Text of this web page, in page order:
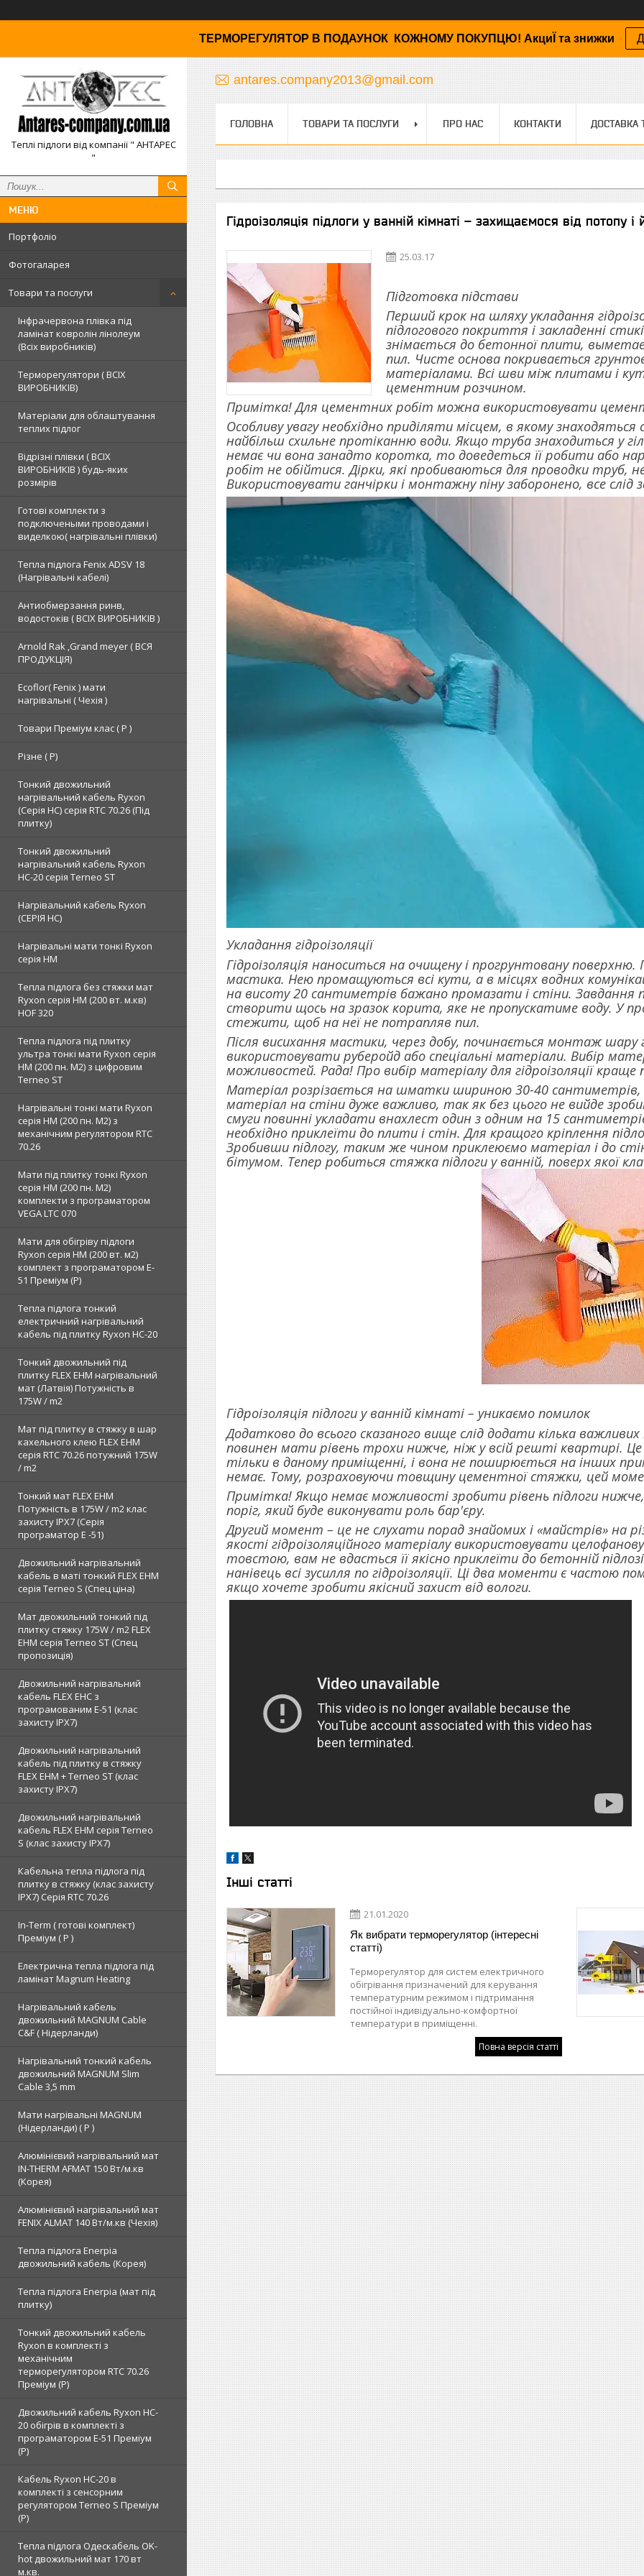
ТЕРМОРЕГУЛЯТОР В ПОДАУНОК КОЖНОМУ ПОКУПЦЮ! АкциЇ та знижки
Теплі підлоги від компанії " АНТАРЕС
"
Портфоліо
Фотогаларея
Товари та послуги
Інфрачервона плівка під
ламінат ковролін лінолеум
(Всіх виробників)
Терморегулятори ( ВСІХ
ВИРОБНИКІВ)
Матеріали для облаштування
теплих підлог
Відрізні плівки ( ВСІХ
ВИРОБНИКІВ ) будь-яких
розмірів
Готові комплекти з
подключеными проводами і
виделкою( нагрівальні плівки)
Тепла підлога Fenix ADSV 18
(Нагрівальні кабелі)
Антиобмерзання ринв,
водостоків ( ВСІХ ВИРОБНИКІВ )
Arnold Rak ,Grand meyer ( ВСЯ
ПРОДУКЦІЯ)
Ecoflor( Fenix ) мати
нагрівальні ( Чехія )
Товари Преміум клас ( Р )
Різне ( Р)
Тонкий двожильний
нагрівальний кабель Ryxon
(Серія НС) серія RTC 70.26 (Під
плитку)
Тонкий двожильний
нагрівальний кабель Ryxon
HC-20 серія Terneo ST
Нагрівальний кабель Ryxon
(СЕРІЯ НС)
Нагрівальні мати тонкі Ryxon
серія НМ
Тепла підлога без стяжки мат
Ryxon серія НМ (200 вт. м.кв)
HOF 320
Тепла підлога під плитку
ультра тонкі мати Ryxon серія
НМ (200 пн. М2) з цифровим
Terneo ST
Нагрівальні тонкі мати Ryxon
серія НМ (200 пн. М2) з
механічним регулятором RTC
70.26
Мати під плитку тонкі Ryxon
серія НМ (200 пн. М2)
комплекти з програматором
VEGA LTC 070
Мати для обігріву підлоги
Ryxon серія НМ (200 вт. м2)
комплект з програматором E-
51 Преміум (Р)
Тепла підлога тонкий
електричний нагрівальний
кабель під плитку Ryxon HC-20
Тонкий двожильний під
плитку FLEX EHM нагрівальний
мат (Латвія) Потужність в
175W / m2
Мат під плитку в стяжку в шар
кахельного клею FLEX EHM
серія RTC 70.26 потужний 175W
/ m2
Тонкий мат FLEX EHM
Потужність в 175W / m2 клас
захисту IPX7 (Серія
програматор Е -51)
Двожильний нагрівальний
кабель в маті тонкий FLEX EHM
серія Terneo S (Спец ціна)
Мат двожильний тонкий під
плитку стяжку 175W / m2 FLEX
EHM серія Terneo SТ (Спец
пропозиція)
Двожильний нагрівальний
кабель FLEX EHС з
програмованим E-51 (клас
захисту IPX7)
Двожильний нагрівальний
кабель під плитку в стяжку
FLEX EHM + Terneo ST (клас
захисту IPX7)
Двожильний нагрівальний
кабель FLEX EHM серія Terneo
S (клас захисту IPX7)
Кабельна тепла підлога під
плитку в стяжку (клас захисту
IPX7) Серія RTC 70.26
In-Term ( готові комплект)
Преміум ( Р )
Електрична тепла підлога під
ламінат Magnum Heating
Нагрівальний кабель
двожильний MAGNUM Cable
C&F ( Нідерланди)
Нагрівальний тонкий кабель
двожильний MAGNUM Slim
Cable 3,5 mm
Мати нагрівальні MAGNUM
(Нідерланди) ( Р )
Алюмінієвий нагрівальний мат
IN-THERM AFMAT 150 Вт/м.кв
(Корея)
Алюмінієвий нагрівальний мат
FENIX ALMAT 140 Вт/м.кв (Чехія)
Тепла підлога Enerpia
двожильний кабель (Корея)
Тепла підлога Enerpia (мат під
плитку)
Тонкий двожильний кабель
Ryxon в комплекті з
механічним
терморегулятором RTC 70.26
Преміум (Р)
Двожильний кабель Ryxon HC-
20 обігрів в комплекті з
програматором E-51 Преміум
(Р)
Кабель Ryxon HC-20 в
комплекті з сенсорним
регулятором Terneo S Преміум
(Р)
Тепла підлога Одескабель OK-
hot двожильний мат 170 вт
м.кв.
antares.company2013@gmail.com
ГОЛОВНА ТОВАРИ ТА ПОСЛУГИ ПРО НАС КОНТАКТИ ДОСТАВКА
Гідроізоляція підлоги у ванній кімнаті – захищаємося від потопу і
25.03.17
Підготовка підстави
Перший крок на шляху укладання
підлогового покриття і закладенні
знімається до бетонної плити,
пил. Чисте основа покривається
матеріалами. Всі шви між плитами і
цементним розчином.
Примітка! Для цементних робіт можна використовувати
Особливу увагу необхідно приділяти місцем, в якому
найбільш схильне протіканню води. Якщо труба знаходиться у
немає чи вона занадто коротка, то доведеться її робити або
робіт не обійтися. Дірки, які пробиваються для проводки труб,
Використовувати ганчірки і монтажну піну заборонено, все
Укладання гідроізоляції
Гідроізоляція наноситься на очищену і прогрунтовану
мастика. Нею промащуються всі кути, а в місцях водних
на висоту 20 сантиметрів бажано промазати і стіни. Завдання
створити щось на зразок корита, яке не пропускатиме воду. У
стежити, щоб на неї не потрапляв пил.
Після висихання мастики, через добу, починається монтаж шару
використовувати руберойд або спеціальні матеріали. Вибір
можливостей. Рада! Про вибір матеріалу для гідроізоляції краще
Матеріал розрізається на шматки шириною 30-40
матеріал на стіни дуже важливо, так як без цього не вийде
смуги повинні укладати внахлест один з одним на 15
необхідно приклеїти до плити і стін. Для кращого кріплення
Зробивши підлогу, таким же чином приклеюємо матеріал і до
бітумом. Тепер робиться стяжка підлоги у ванній, поверх якої
Гідроізоляція підлоги у ванній кімнаті – уникаємо помилок
Додатково до всього сказаного вище слід додати кілька
повинен мати рівень трохи нижче, ніж у всій решті квартирі.
тільки в даному приміщенні, і вона не поширюється на інших
немає. Тому, розраховуючи товщину цементної стяжки, цей
Примітка! Якщо немає можливості зробити рівень підлоги
поріг, який буде виконувати роль бар'єру.
Другий момент – це не слухати порад знайомих і «майстрів» на
якості гідроізоляційного матеріалу використовувати
товстою, вам не вдасться її якісно приклеїти до бетонній
нанівець всі зусилля по гідроізоляції. Ці два моменти є частою
якщо хочете зробити якісний захист від вологи.
Інші статті
21.01.2020
Як вибрати терморегулятор (інтересні
статті)
Терморегулятор для систем електричного
обігрівання призначений для керування
температурним режимом і підтримання
постійної індивідуально-комфортної
температури в приміщенні.
Повна версія статті